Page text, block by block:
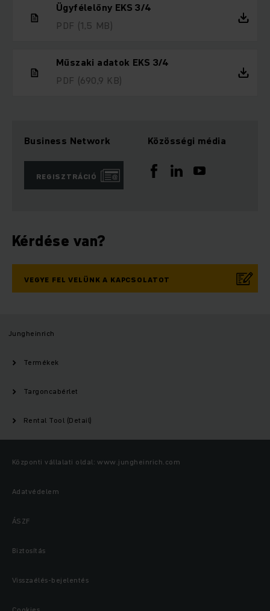
Ügyfélelőny EKS 3/4
PDF (1,5 MB)
Műszaki adatok EKS 3/4
PDF (690,9 KB)
Business Network
REGISZTRÁCIÓ
Közösségi média
Kérdése van?
VEGYE FEL VELÜNK A KAPCSOLATOT
Jungheinrich
Termékek
Targoncabérlet
Rental Tool (Detail)
Központi vállalati oldal: www.jungheinrich.com
Adatvédelem
ÁSZF
Biztosítás
Visszaélés-bejelentés